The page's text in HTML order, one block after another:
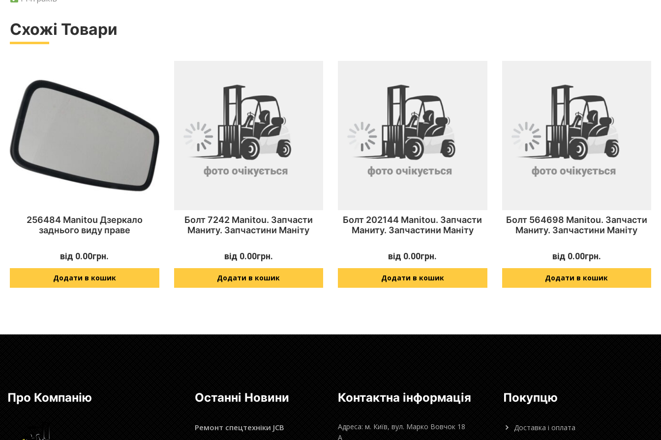
Схожі Товари
256484 Manitou Дзеркало
заднього виду праве
від 0.00грн.
Додати в кошик
Болт 7242 Manitou. Запчасти
Маниту. Запчастини Маніту
від 0.00грн.
Додати в кошик
Болт 202144 Manitou. Запчасти
Маниту. Запчастини Маніту
від 0.00грн.
Додати в кошик
Болт 564698 Manitou. Запчасти
Маниту. Запчастини Маніту
від 0.00грн.
Додати в кошик
Про Компанію Останні Новини
Ремонт спецтехніки JCB
Контактна інформація
Адреса: м. Київ, вул. Марко Вовчок 18
А
Покупцю
Доставка і оплата